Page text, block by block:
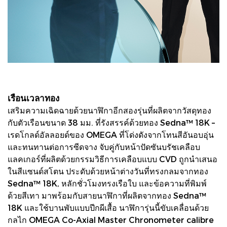
เรือนเวลาทอง
เสริมความเฉิดฉายด้วยนาฬิกาอีกสองรุ่นที่ผลิตจากวัสดุทอง
กับตัวเรือนขนาด 38 มม. ที่รังสรรค์ด้วยทอง Sedna™ 18K –
เรดโกลด์อัลลอยด์ของ OMEGA ที่โด่งดังจากโทนสีอันอบอุ่น
และทนทานต่อการซีดจาง จับคู่กับหน้าปัดซันบรัชเคลือบ
แลคเกอร์ที่ผลิตด้วยกรรมวิธีการเคลือบแบบ CVD ถูกนำเสนอ
ในสีแซนด์สโตน ประดับด้วยหน้าต่างวันที่ทรงกลมจากทอง
Sedna™ 18K, หลักชั่วโมงทรงเรือใบ และข้อความที่พิมพ์
ด้วยสีเทา มาพร้อมกับสายนาฬิกาที่ผลิตจากทอง Sedna™
18K และใช้บานพับแบบปีกผีเสื้อ นาฬิการุ่นนี้ขับเคลื่อนด้วย
กลไก OMEGA Co-Axial Master Chronometer calibre